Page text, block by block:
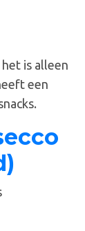
is alleen
een